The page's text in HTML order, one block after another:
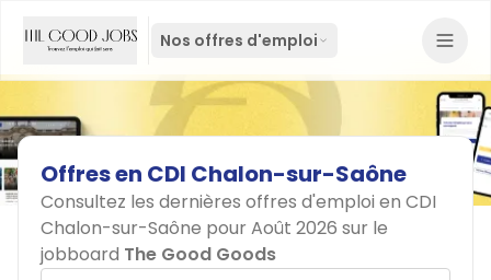
Nos offres d'emploi
Offresen CDI Chalon-sur-Saône
Consultez les dernières offres d'emploi en CDI
Chalon-sur-Saône pour Août 2026 sur le
jobboard The Good Goods
Rechercher par job, mot-clé ou entreprise